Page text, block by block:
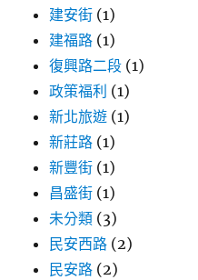
建安街 (1)
建福路 (1)
復興路二段 (1)
政策福利 (1)
新北旅遊 (1)
新莊路 (1)
新豐街 (1)
昌盛街 (1)
未分類 (3)
民安西路 (2)
民安路 (2)